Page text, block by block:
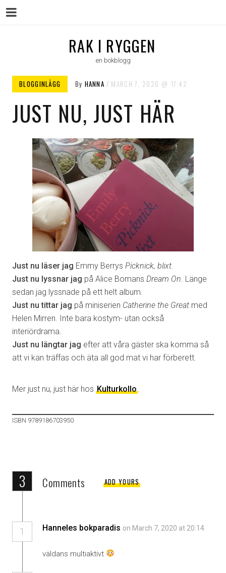
RAK I RYGGEN
en bokblogg
BLOGGINLÄGG By HANNA MARCH 7, 2020 17:42
JUST NU, JUST HÄR
Just nu läser jag Emmy Berrys Picknick, blixt
Just nu lyssnar jag på Alice Bomans Dream On . Länge
sedan jag lyssnade på ett helt album.
Just nu tittar jag på miniserien Catherine the Great med
Helen Mirren. Inte bara kostym- utan också
interiördrama.
Just nu längtar jag efter att våra gäster ska komma så
att vi kan träffas och äta all god mat vi har förberett.
Mer just nu, just här hos Kulturkollo
ISBN 9789186703950
3 Comments ADD YOURS
1 Hanneles bokparadis on March 7, 2020 at 20:14
väldans multiaktivt
Menu